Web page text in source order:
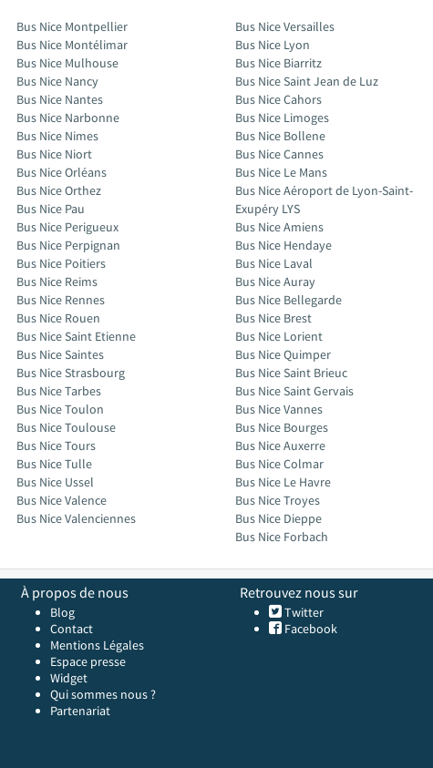
Bus Nice Montpellier
Bus Nice Montélimar
Bus Nice Mulhouse
Bus Nice Nancy
Bus Nice Nantes
Bus Nice Narbonne
Bus Nice Nimes
Bus Nice Niort
Bus Nice Orléans
Bus Nice Orthez
Bus Nice Pau
Bus Nice Perigueux
Bus Nice Perpignan
Bus Nice Poitiers
Bus Nice Reims
Bus Nice Rennes
Bus Nice Rouen
Bus Nice Saint Etienne
Bus Nice Saintes
Bus Nice Strasbourg
Bus Nice Tarbes
Bus Nice Toulon
Bus Nice Toulouse
Bus Nice Tours
Bus Nice Tulle
Bus Nice Ussel
Bus Nice Valence
Bus Nice Valenciennes
Bus Nice Versailles
Bus Nice Lyon
Bus Nice Biarritz
Bus Nice Saint Jean de Luz
Bus Nice Cahors
Bus Nice Limoges
Bus Nice Bollene
Bus Nice Cannes
Bus Nice Le Mans
Bus Nice Aéroport de Lyon-Saint-
Exupéry LYS
Bus Nice Amiens
Bus Nice Hendaye
Bus Nice Laval
Bus Nice Auray
Bus Nice Bellegarde
Bus Nice Brest
Bus Nice Lorient
Bus Nice Quimper
Bus Nice Saint Brieuc
Bus Nice Saint Gervais
Bus Nice Vannes
Bus Nice Bourges
Bus Nice Auxerre
Bus Nice Colmar
Bus Nice Le Havre
Bus Nice Troyes
Bus Nice Dieppe
Bus Nice Forbach
À propos de nous
Blog
Contact
Mentions Légales
Espace presse
Widget
Qui sommes nous ?
Partenariat
Retrouvez nous sur
Twitter
Facebook